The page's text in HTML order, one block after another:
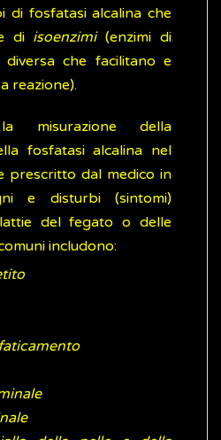
di fosfatasi alcalina che
di isoenzimi(enzimi di
che facilitano e
reazione).
della
fosfatasi alcalina nel
prescritto dal medico in
e disturbi (sintomi)
del fegato o delle
includono: